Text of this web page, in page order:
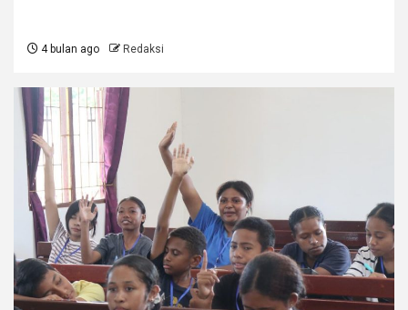
4 bulan ago Redaksi